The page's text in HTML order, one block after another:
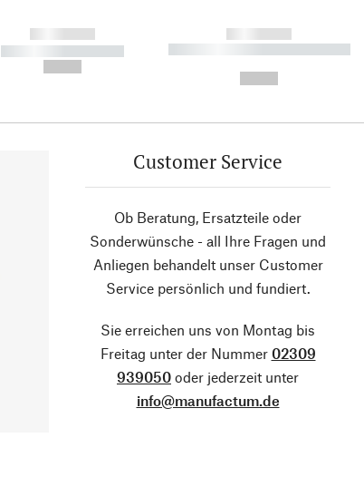
------------
----------- -----------
------------
----------- ----------- ----------
Customer Service
Ob Beratung, Ersatzteile oder
Sonderwünsche - all Ihre Fragen und
Anliegen behandelt unser Customer
Service persönlich und fundiert.
Sie erreichen uns von Montag bis
Freitag unter der Nummer 02309
939050 oder jederzeit unter
info@manufactum.de